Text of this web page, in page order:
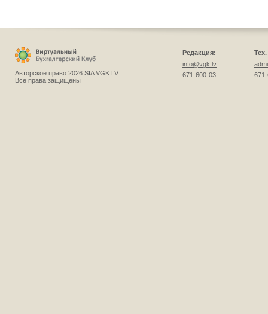
Авторское право 2026 SIA VGK.LV
Все права защищены
Редакция:
info@vgk.lv
671-600-03